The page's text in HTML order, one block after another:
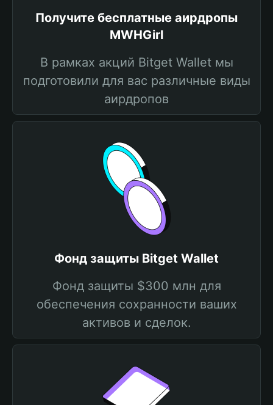
Получите бесплатные аирдропы
MWHGirl
В рамках акций Bitget Wallet мы
подготовили для вас различные виды
аирдропов
Фонд защиты Bitget Wallet
Фонд защиты $300 млн для
обеспечения сохранности ваших
активов и сделок.